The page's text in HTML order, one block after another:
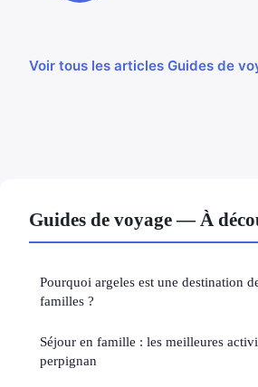
Voir tous les articles Guides de
Guides de voyage — À
Pourquoi argeles est une destination
familles ?
Séjour en famille : les meilleures
perpignan